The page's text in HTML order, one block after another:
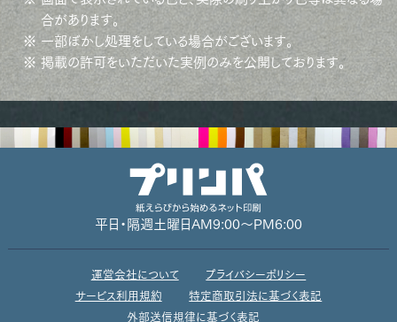
合があります。
※ 一部ぼかし処理をしている場合がございます。
※ 掲載の許可をいただいた実例のみを公開しております。
平日・隔週土曜日 AM9:00～PM6:00
運営会社について
プライバシーポリシー
サービス利用規約
特定商取引法に基づく表記
外部送信規律に基づく表記